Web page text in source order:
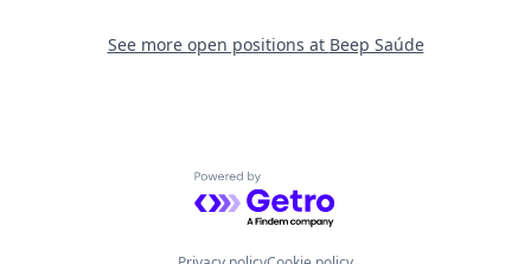
See more open positions at Beep Saúde
Powered by Getro.com